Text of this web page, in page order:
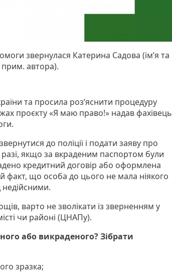
звернулася Катерина Садова (ім’я та
прим. автора).
та просила роз’яснити процедуру
проєкту «Я маю право!» надав фахівець
до поліції і подати заяву про
якщо за вкраденим паспортом були
кредитний договір або оформлена
факт, що особа до цього не мала ніякого
недійсними.
варто не зволікати із зверненням у
чи районі (ЦНАПу).
або викраденого? Зібрати
зразка;